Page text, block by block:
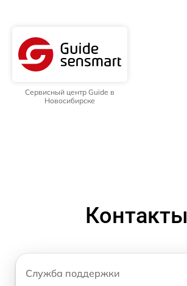
Сервисный центр Guide в
Новосибирске
Контакты
Служба поддержки